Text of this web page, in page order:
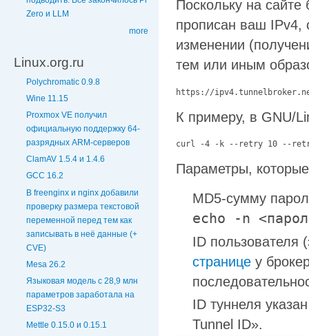
Zero и LLM
more
Linux.org.ru
Polychromatic 0.9.8
Wine 11.15
Proxmox VE получил
официальную поддержку 64-
разрядных ARM-серверов
ClamAV 1.5.4 и 1.4.6
GCC 16.2
В freenginx и nginx добавили
проверку размера текстовой
переменной перед тем как
записывать в неё данные (+
CVE)
Mesa 26.2
Языковая модель с 28,9 млн
параметров заработала на
ESP32-S3
Mettle 0.15.0 и 0.15.1
Поскольку на
прописан ваш IPv4,
изменении
тем или иным
https://ipv4.tunnelbroker.net/
К примеру, в GNU/
curl -4 -k --retry 10 --retry-
Параметры,
MD5-сумму
echo -n
ID пользователя
странице у
ID туннеля
Tunnel ID».